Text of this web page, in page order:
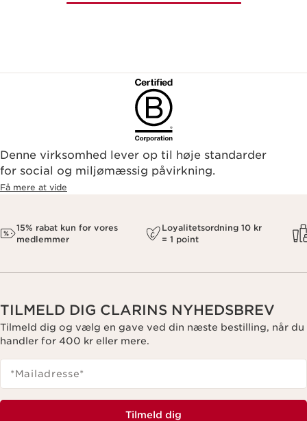
Denne virksomhed lever op til høje standarder
for social og miljømæssig påvirkning.
Få mere at vide
15% rabat kun for vores
medlemmer
Loyalitetsordning 10 kr
= 1 point
TILMELD DIG CLARINS NYHEDSBREV
Tilmeld dig og vælg en gave ved din næste bestilling, når du
handler for 400 kr eller mere.
*Mailadresse*
Tilmeld dig